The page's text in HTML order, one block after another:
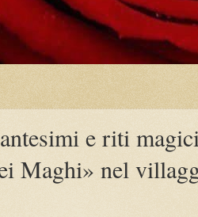
e riti
Maghi» nel